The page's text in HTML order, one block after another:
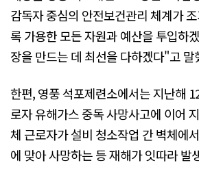
감독자 중심의 안전보건관리 체계가
록 가용한 모든 자원과 예산을 투입하
장을 만드는 데 최선을 다하겠다"고 말
한편, 영풍 석포제련소에서는 지난해
로자 유해가스 중독 사망사고에 이어
체 근로자가 설비 청소작업 간 벽체에
에 맞아 사망하는 등 재해가 잇따라 발